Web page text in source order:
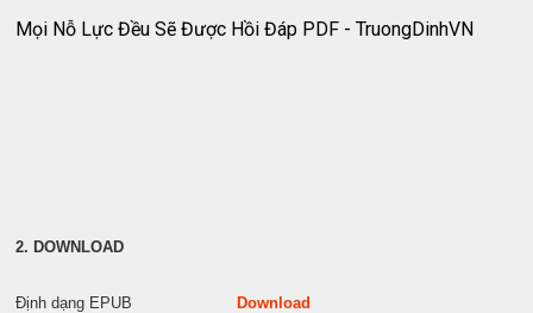
Mọi Nỗ Lực Đều Sẽ Được Hồi Đáp PDF - TruongDinhVN
2. DOWNLOAD
Định dạng EPUB Download